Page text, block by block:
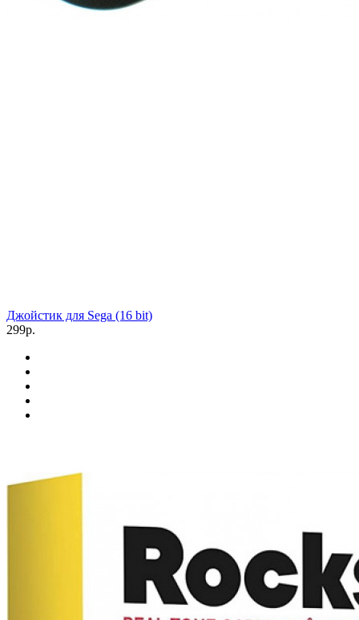
Джойстик для Sega (16 bit)
299р.